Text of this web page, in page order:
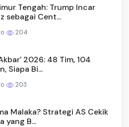
Tengah: Trump Incar
sebagai Cent...
204
2026: 48 Tim, 104
Siapa Bi...
203
Malaka? Strategi AS Cekik
yang B...